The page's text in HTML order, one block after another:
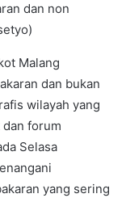
dan non
Malang
dan bukan
wilayah yang
forum
Selasa
yang sering